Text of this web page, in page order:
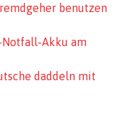
benutzen
Notfall-Akku am
daddeln mit